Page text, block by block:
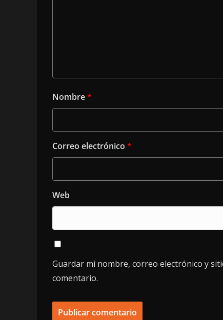
Nombre*
Correo electrónico *
Web
Guardar mi nombre, correo electrónico y
comentario.